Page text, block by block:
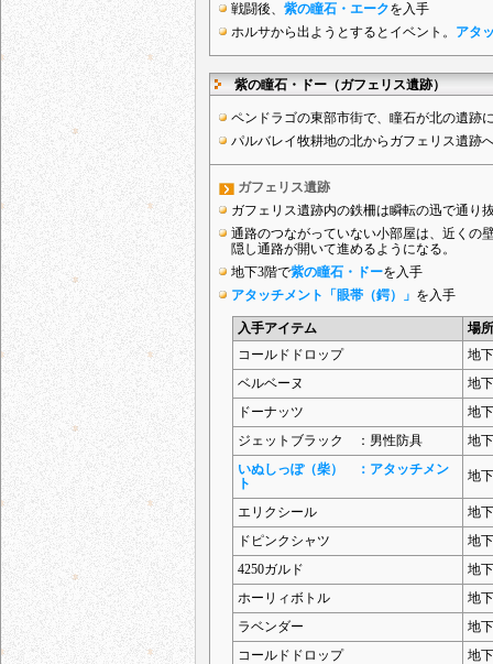
戦闘後、 紫の瞳石・エークを入手
ホルサから出ようとするとイベント。 アタ
紫の瞳石・ドー（ガフェリス遺跡）
ペンドラゴの東部市街で、瞳石が北の遺跡
パルバレイ牧耕地の北からガフェリス遺跡
ガフェリス遺跡
ガフェリス遺跡内の鉄柵は瞬転の迅で通り
通路のつながっていない小部屋は、近くの
隠し通路が開いて進めるようになる。
地下3階で紫の瞳石・ドーを入手
アタッチメント「眼帯（鍔）」 を入手
入手アイテム
場所
コールドドロップ
地
ベルベーヌ
地
ドーナッツ
地
ジェットブラック ：男性防具
地
いぬしっぽ（柴） ：アタッチメン
ト
地
エリクシール
地
ドピンクシャツ
地
4250ガルド
地
ホーリィボトル
地
ラベンダー
地
コールドドロップ
地